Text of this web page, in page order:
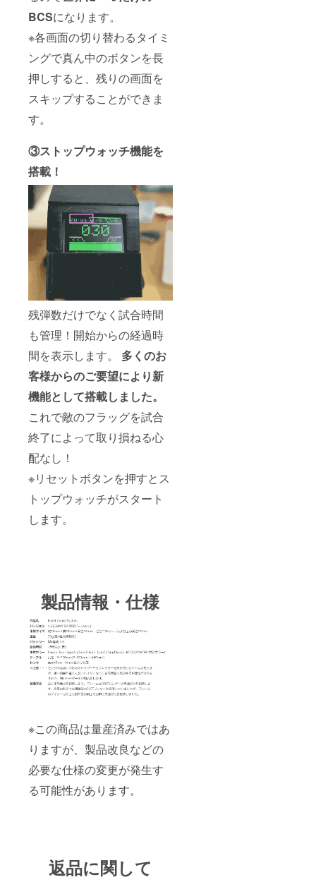
BCSになります。
※各画面の切り替わるタイミ
ングで真ん中のボタンを長
押しすると、残りの画面を
スキップすることができま
す。
③ストップウォッチ機能を
搭載！
残弾数だけでなく試合時間
も管理！開始からの経過時
間を表示します。 多くのお
客様からのご要望により新
機能として搭載しました。
これで敵のフラッグを試合
終了によって取り損ねる心
配なし！
※リセットボタンを押すとス
トップウォッチがスタート
します。
製品情報・仕様
※この商品は量産済みではあ
りますが、製品改良などの
必要な仕様の変更が発生す
る可能性があります。
返品に関して